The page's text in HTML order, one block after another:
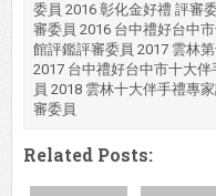
委員 2016 彰化金好禮 評審
審委員 2016 台中禮好台中
館評鑑評審委員 2017 雲林
2017 台中禮好台中市十大
員 2018 雲林十大伴手禮專
審委員
Related Posts: